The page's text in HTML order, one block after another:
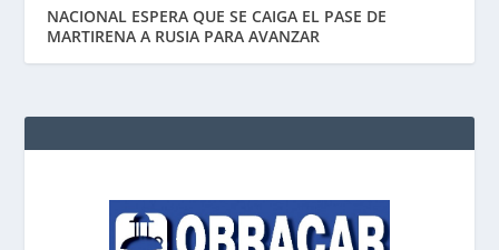
NACIONAL ESPERA QUE SE CAIGA EL PASE DE
MARTIRENA A RUSIA PARA AVANZAR